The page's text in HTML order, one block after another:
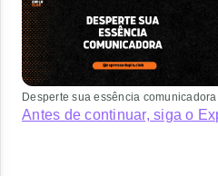
Desperte sua essência
Antes de continuar, siga o